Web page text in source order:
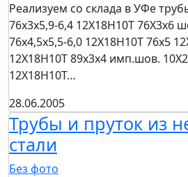
Реализуем со склада в УФе
76х3х5,9-6,4 12Х18Н10Т 76Х3х6
76х4,5х5,5-6,0 12Х18Н10Т 76х5
12Х18Н10Т 89х3х4 имп.шов.
12Х18Н10Т…
28.06.2005
Трубы и пруток из
стали
Без фото